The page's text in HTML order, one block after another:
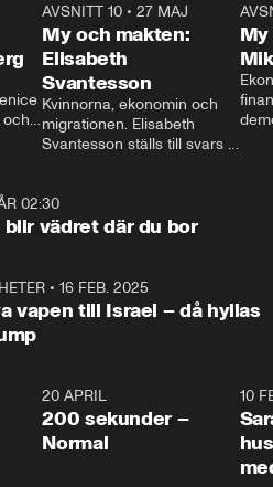
23:40
och
AVSNITT 10 •27 MAJ
My och makten:
Elisabeth
Svantesson
Kvinnorna, ekonomin och
migrationen. Elisabeth
Svantesson ställs till svars
My
02:30
blir vädret där du bor
• 16 FEB. 2025
vapen till Israel – då hyllas
4:2320 APRIL
200 sekunder –
Normal
10